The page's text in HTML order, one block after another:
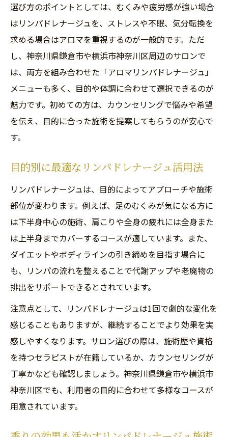
ナージュ
むくみや疲労ケアにリンパドレナージュを選ぶ
理由
リンパドレナージュがむくみに強い理由と
疲労回復を促すリンパドレナージュの方法
海老名や横浜での実践的なリンパケア紹介
応
神奈川県で注目のアロマリンパ施術とは何か
神奈川県のアロマリンパドレナージュ事情
資格保有スタッフによる安心の施術体験
藤沢や厚木で探せるアロマリンパ施術の特
徴
リンパドレナージュの通いやすさと選び方
リンパマッサージとドレナージュの違いを徹底
整理
リンパマッサージとリンパドレナージュの
手技と効果の違いをわかりやすく解説
リンガムマッサージとの関係性も整理
選び方のポイントとしては、むくみや疲労感が強い場合
はリンパドレナージュを、ストレスや不眠、気分転換を
求める場合はアロマを重視するのが一般的です。ただ
し、神奈川県鎌倉市や横浜市神奈川区周辺のサロンで
は、両方を組み合わせた「アロマリンパドレナージュ」
メニューも多く、目的や体調に合わせて選択できるのが
魅力です。初めての方は、カウンセリングで悩みや希望
を伝え、目的に合った施術を提案してもらうのが安心で
す。
目的別に最適なリンパドレナージュ活用法
リンパドレナージュは、目的によってアプローチや施術
部位が変わります。例えば、足のむくみが気になる方に
は下半身中心の施術、肩こりや全身の疲れには全身また
は上半身までカバーするコースが適しています。また、
ダイエットやボディラインの引き締めを目指す場合に
も、リンパの流れを整えることで代謝アップや老廃物の
排出をサポートできるとされています。
注意点として、リンパドレナージュは1回で劇的な変化を
感じることもありますが、継続することでより効果を実
感しやすくなります。サロン選びの際は、施術歴や資格
を持つセラピストが在籍しているか、カウンセリングが
丁寧かなども確認しましょう。神奈川県鎌倉市や横浜市
神奈川区でも、利用者の目的に合わせて多様なコースが
用意されています。